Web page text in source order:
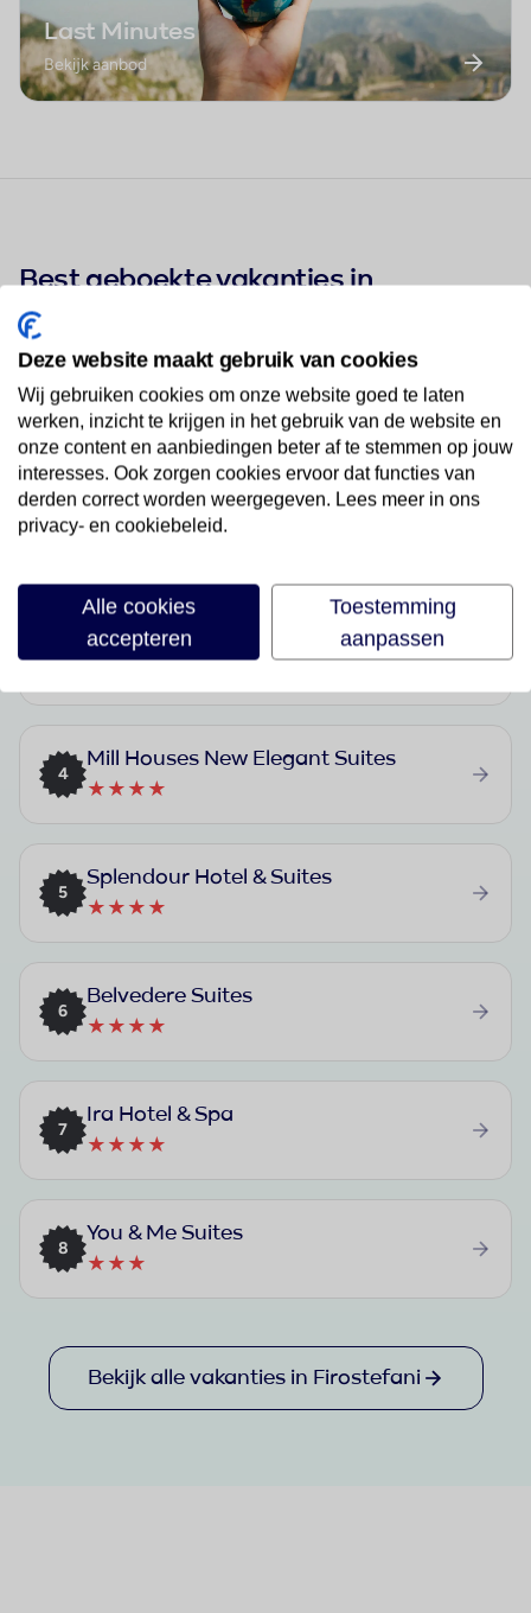
Last Minutes
Bekijk aanbod
Best geboekte vakanties in
Firostefani
1
Santorini Palace Hotel
★★★★
2
Cliff Side Suites
3
Manos Small World
4
Mill Houses New Elegant Suites
★★★★
5
Splendour Hotel & Suites
★★★★
6
Belvedere Suites
★★★★
7
Ira Hotel & Spa
★★★★
8
You & Me Suites
★★★
Bekijk alle vakanties in Firostefani
Deze website maakt gebruik van cookies
Wij gebruiken cookies om onze website goed te laten
werken, inzicht te krijgen in het gebruik van de website en
onze content en aanbiedingen beter af te stemmen op jouw
interesses. Ook zorgen cookies ervoor dat functies van
derden correct worden weergegeven. Lees meer in ons
privacy- en cookiebeleid.
Alle cookies
accepteren
Toestemming
aanpassen